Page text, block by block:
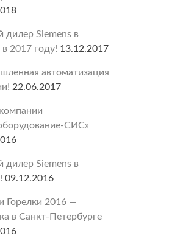
дилер Siemens в
в 2017 году! 13.12.2017
автоматизация
22.06.2017
СИС»
дилер Siemens в
09.12.2016
Горелки 2016 —
в Санкт-Петербурге